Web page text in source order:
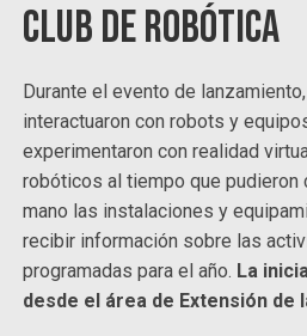
Club de Robótica
Durante el evento de
interactuaron con robots y
experimentaron con realidad
robóticos al tiempo que pudieron
mano las instalaciones y
recibir información sobre las
programadas para el año. La
desde el área de Extensión de